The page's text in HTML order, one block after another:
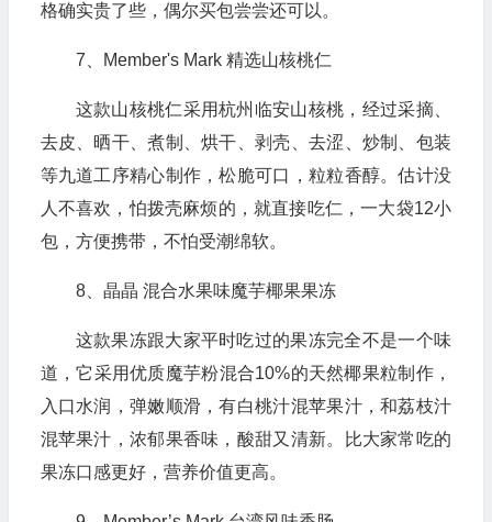
格确实贵了些，偶尔买包尝尝还可以。
7、Member's Mark 精选山核桃仁
这款山核桃仁采用杭州临安山核桃，经过采摘、
去皮、晒干、煮制、烘干、剥壳、去涩、炒制、包装
等九道工序精心制作，松脆可口，粒粒香醇。估计没
人不喜欢，怕拨壳麻烦的，就直接吃仁，一大袋12小
包，方便携带，不怕受潮绵软。
8、晶晶 混合水果味魔芋椰果果冻
这款果冻跟大家平时吃过的果冻完全不是一个味
道，它采用优质魔芋粉混合10%的天然椰果粒制作，
入口水润，弹嫩顺滑，有白桃汁混苹果汁，和荔枝汁
混苹果汁，浓郁果香味，酸甜又清新。比大家常吃的
果冻口感更好，营养价值更高。